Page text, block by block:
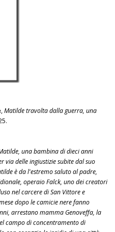
,Matilde travolta dalla guerra, una
una bambina di dieci anni
via delle ingiustizie subite dal suo
è da l'estremo saluto al padre,
operaio Falck, uno dei creatori
nel carcere di San Vittore e
dopo le camicie nere fanno
arrestano mamma Genoveffa, la
campo di concentramento di